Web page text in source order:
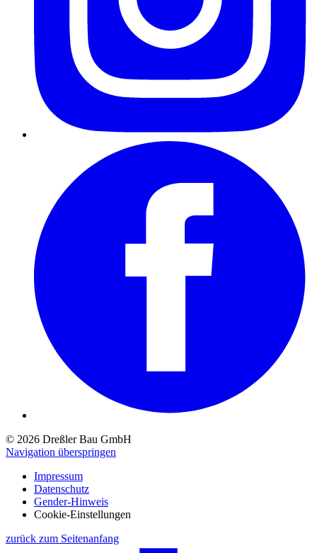
© 2026 Dreßler Bau GmbH
Navigation überspringen
Impressum
Datenschutz
Gender-Hinweis
Cookie-Einstellungen
zurück zum Seitenanfang